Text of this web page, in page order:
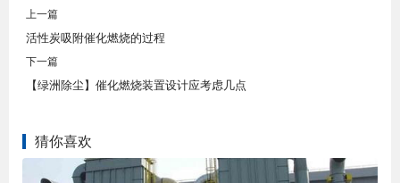
上一篇
活性炭吸附催化燃烧的过程
下一篇
【绿洲除尘】催化燃烧装置设计应考虑几点
猜你喜欢